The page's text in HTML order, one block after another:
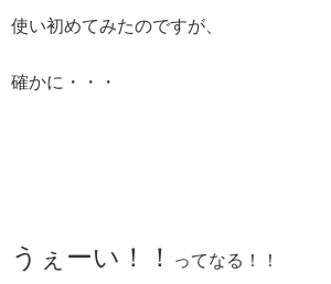
使い初めてみたのですが、
確かに・・・
うぇーい！！ ってなる！！